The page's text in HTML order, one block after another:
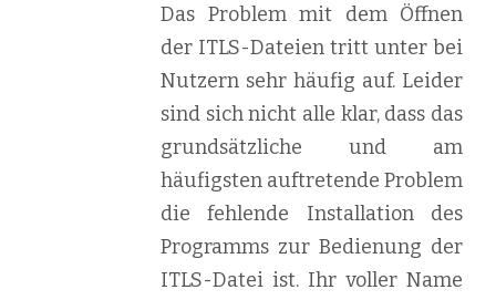
Das Problem mit dem Öffnen
der ITLS-Dateien tritt unter bei
Nutzern sehr häufig auf. Leider
sind sich nicht alle klar, dass das
grundsätzliche und am
häufigsten auftretende Problem
die fehlende Installation des
Programms zur Bedienung der
ITLS-Datei ist. Ihr voller Name